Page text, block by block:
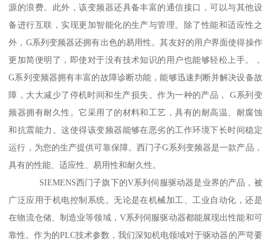
源的浪费。此外，该变频器还具备丰富的通信接口，可以与其他设
备进行互联，实现更加智能化的生产与管理。除了性能和适应性之
外，G系列变频器还拥有出色的易用性。其友好的用户界面使得操作
更加简便明了，即使对于没有技术知识的用户也能够轻松上手。，
G系列变频器拥有丰富的故障诊断功能，能够迅速判断并解决设备故
障，大大减少了停机时间和生产损失。作为一种的产品， G系列变
频器拥有耐久性。它采用了的材料和工艺，具有的耐高温、耐腐蚀
和抗震能力。这使得该变频器能够在恶劣的工作环境下长时间稳定
运行，为您的生产提供可靠保障。西门子G系列变频器是一款产品，
具有的性能、适应性、易用性和耐久性。
SIEMENS西门子旗下的V系列伺服驱动器是业界的产品，被
广泛应用于机电控制系统。无论是在机械加工、工业自动化，还是
在物流仓储、制造业等领域，V系列伺服驱动器都能展现出性能和可
靠性。作为的PLC技术参数，我们深知机电领域对于驱动器的严苛要